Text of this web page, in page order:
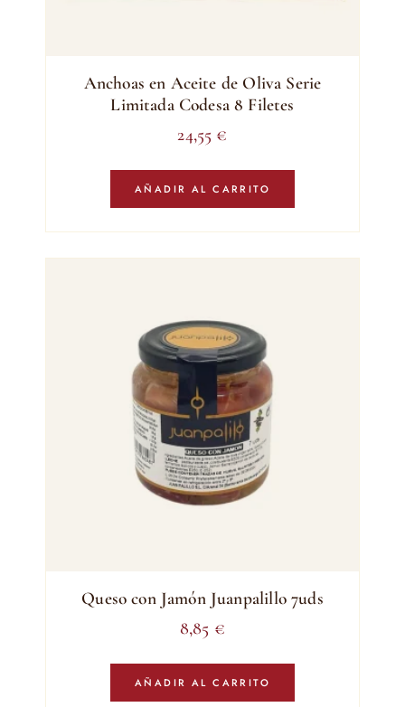
Anchoas en Aceite de Oliva Serie
Limitada Codesa 8 Filetes
24,55 €
AÑADIR AL CARRITO
Queso con Jamón Juanpalillo 7uds
8,85 €
AÑADIR AL CARRITO